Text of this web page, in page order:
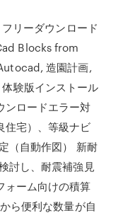
リーダウンロード
Blocks from
造園計画,
験版インストール
ンロードエラー対
住宅）、等級ナビ
（自動作図） 新耐
討し、耐震補強見
ーム向けの積算
ら便利な数量が自